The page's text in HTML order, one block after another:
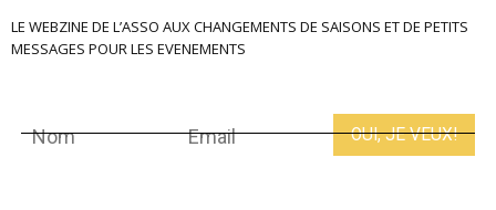
LE WEBZINE DE L’ASSO AUX CHANGEMENTS DE SAISONS ET DE PETITS
MESSAGES POUR LES EVENEMENTS